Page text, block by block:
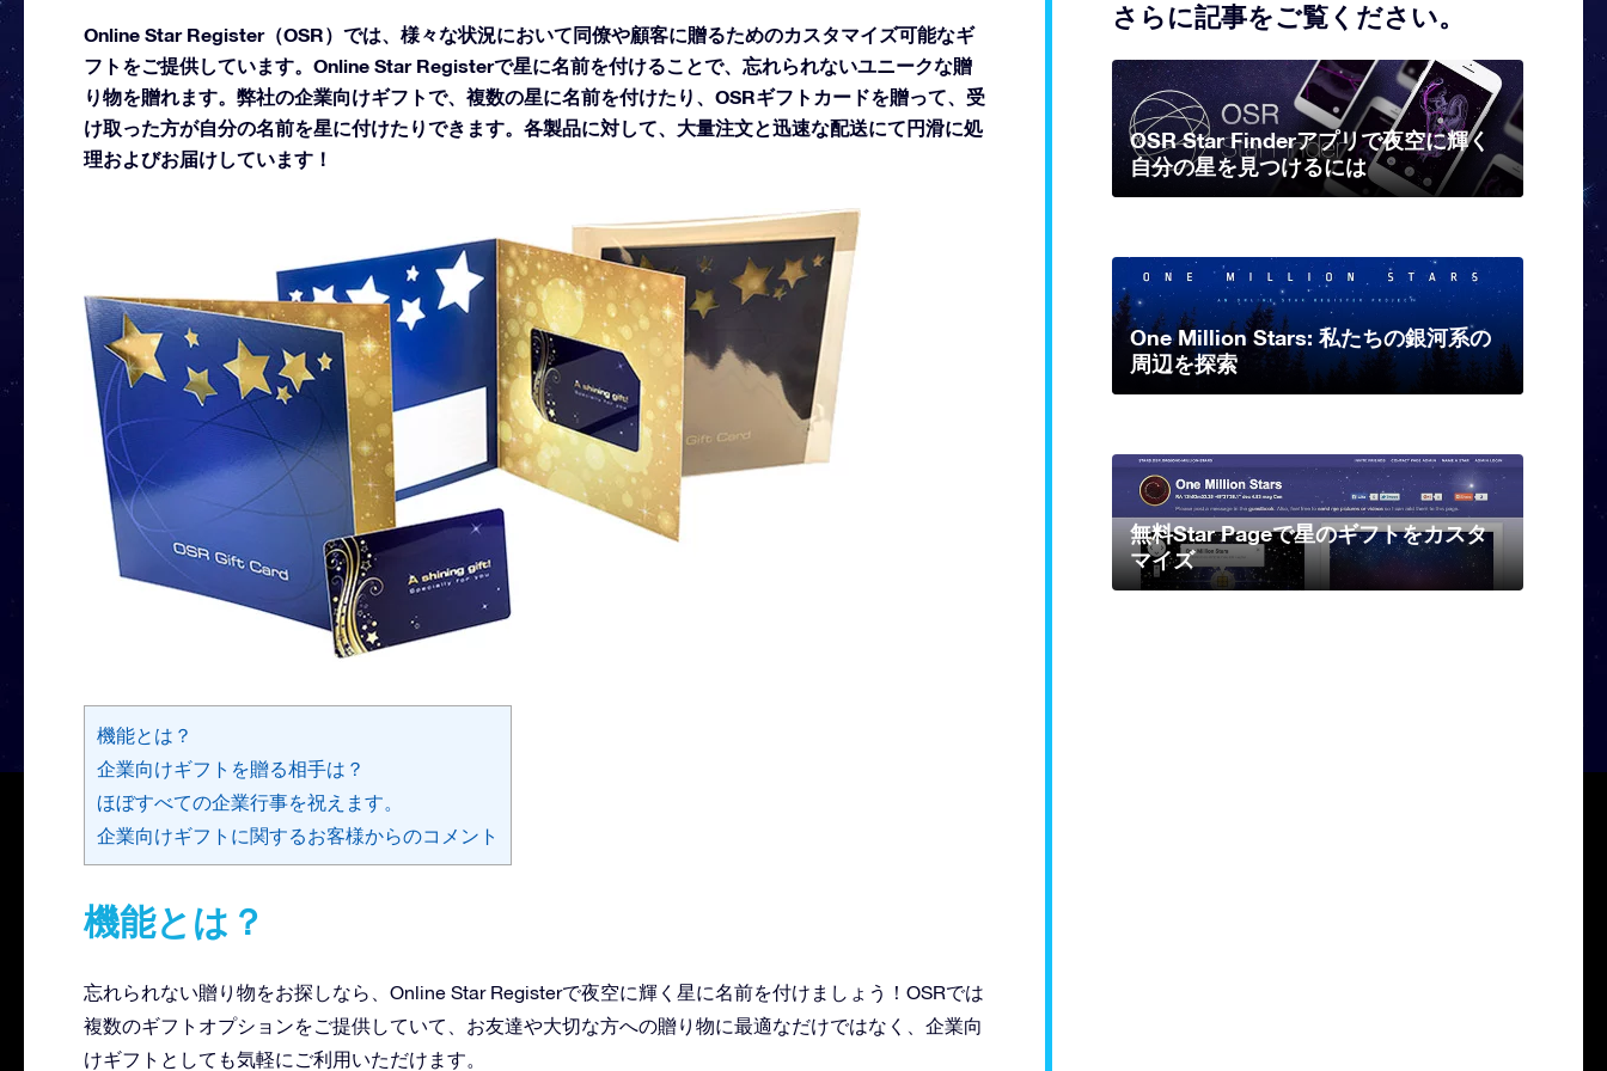
Online Star Register（OSR）では、様々な状況において同僚や顧客に贈るためのカスタマイズ可能なギ
フトをご提供しています。Online Star Registerで星に名前を付けることで、忘れられないユニークな贈
り物を贈れます。弊社の企業向けギフトで、複数の星に名前を付けたり、OSRギフトカードを贈って、受
け取った方が自分の名前を星に付けたりできます。各製品に対して、大量注文と迅速な配送にて円滑に処
理およびお届けしています！
機能とは？
企業向けギフトを贈る相手は？
ほぼすべての企業行事を祝えます。
企業向けギフトに関するお客様からのコメント
機能とは？
忘れられない贈り物をお探しなら、Online Star Registerで夜空に輝く星に名前を付けましょう！OSRでは
複数のギフトオプションをご提供していて、お友達や大切な方への贈り物に最適なだけではなく、企業向
けギフトとしても気軽にご利用いただけます。
さらに記事をご覧ください。
OSR Star Finderアプリで夜空に輝く
自分の星を見つけるには
One Million Stars: 私たちの銀河系の
周辺を探索
無料Star Pageで星のギフトをカスタ
マイズ